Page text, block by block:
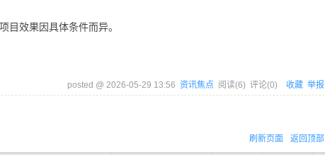
目效果因具体条件而异。
posted @ 2026-05-29 13:56 资讯焦点 阅读(6) 评论(0) 收藏 举报
刷新页面 返回顶部